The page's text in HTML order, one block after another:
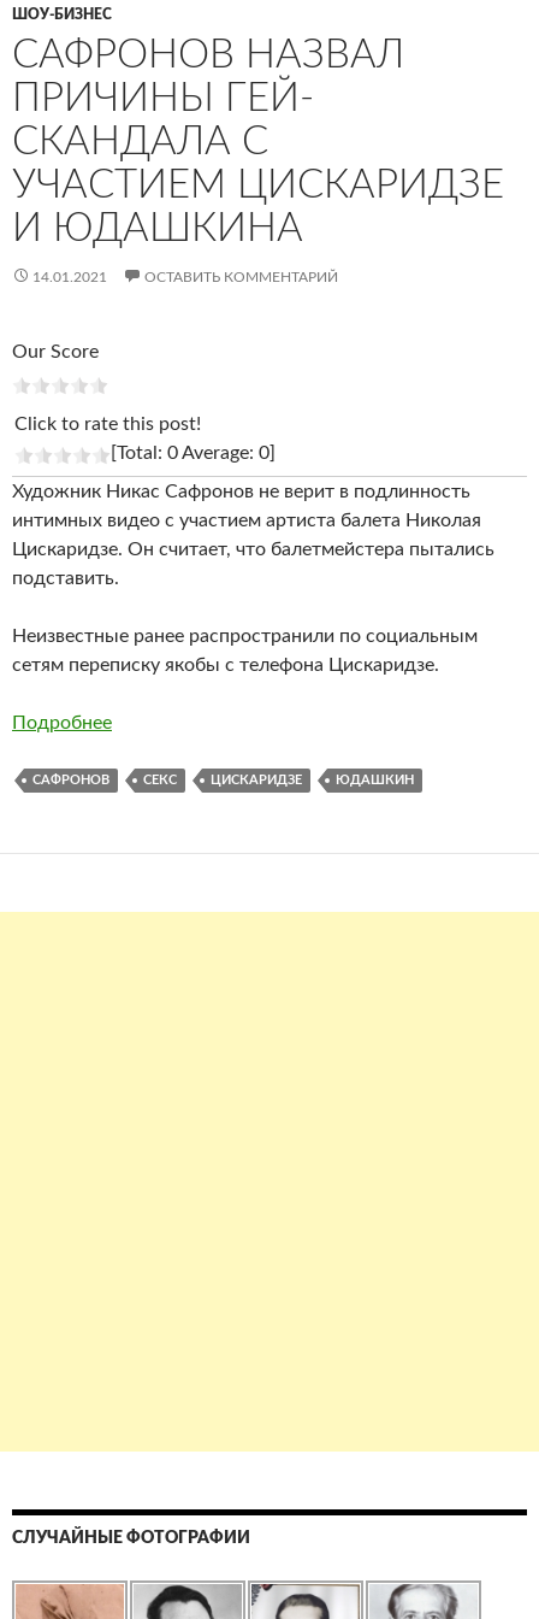
ШОУ-БИЗНЕС
САФРОНОВ НАЗВАЛ
ПРИЧИНЫ ГЕЙ-
СКАНДАЛА С
УЧАСТИЕМ ЦИСКАРИДЗЕ
И ЮДАШКИНА
14.01.2021 ОСТАВИТЬ КОММЕНТАРИЙ
Our Score
Click to rate this post!
[Total: 0 Average: 0]
Художник Никас Сафронов не верит в подлинность
интимных видео с участием артиста балета Николая
Цискаридзе. Он считает, что балетмейстера пытались
подставить.
Неизвестные ранее распространили по социальным
сетям переписку якобы с телефона Цискаридзе.
Подробнее
САФРОНОВ СЕКС ЦИСКАРИДЗЕ ЮДАШКИН
СЛУЧАЙНЫЕ ФОТОГРАФИИ